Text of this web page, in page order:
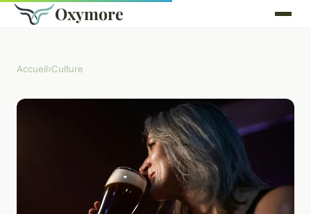
Oxymore
Accueil›Culture